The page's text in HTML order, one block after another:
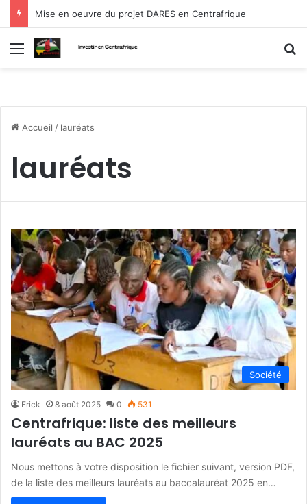
Mise en oeuvre du projet DARES en Centrafrique
Menu
Accueil / lauréats
lauréats
Société
Erick 8 août 2025 0 531
Centrafrique: liste des meilleurs
lauréats au BAC 2025
Nous mettons à votre disposition le fichier suivant, version PDF,
de la liste des meilleurs lauréats au baccalauréat 2025 en…